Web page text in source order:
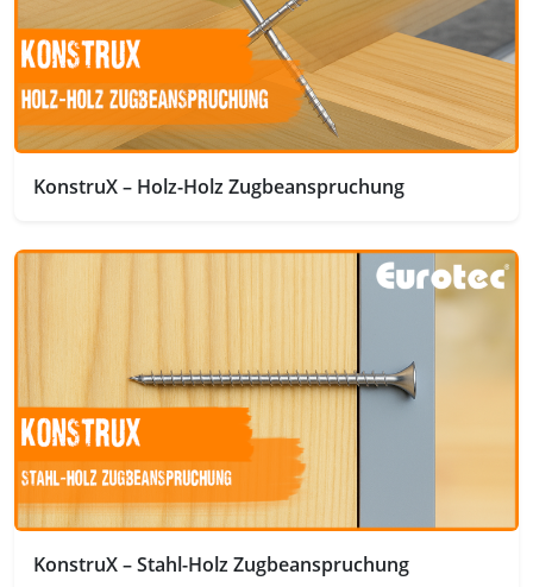
KonstruX – Holz-Holz Zugbeanspruchung
KonstruX – Stahl-Holz Zugbeanspruchung